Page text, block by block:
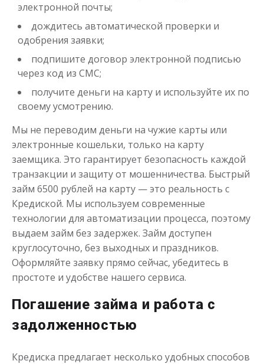
электронной почты;
дождитесь автоматической проверки и
одобрения заявки;
подпишите договор электронной подписью
через код из СМС;
получите деньги на карту и используйте их по
своему усмотрению.
Мы не переводим деньги на чужие карты или
электронные кошельки, только на карту
заемщика. Это гарантирует безопасность каждой
транзакции и защиту от мошенничества. Быстрый
займ 6500 рублей на карту — это реальность с
Кредиской. Мы используем современные
технологии для автоматизации процесса, поэтому
выдаем займ без задержек. Займ доступен
круглосуточно, без выходных и праздников.
Оформляйте заявку прямо сейчас, убедитесь в
простоте и удобстве нашего сервиса.
Погашение займа и работа с
задолженностью
Кредиска предлагает несколько удобных способов